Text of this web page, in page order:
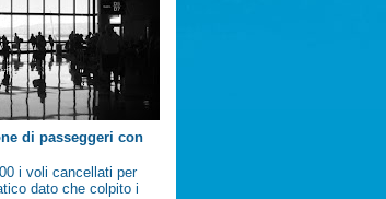
di passeggeri con
i voli cancellati per
dato che colpito i